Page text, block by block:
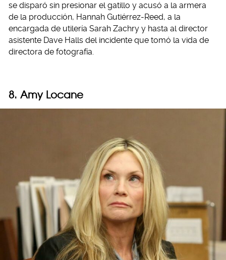
se disparó sin presionar el gatillo y acusó a la armera
de la producción, Hannah Gutiérrez-Reed, a la
encargada de utilería Sarah Zachry y hasta al director
asistente Dave Halls del incidente que tomó la vida de
directora de fotografía.
8. Amy Locane